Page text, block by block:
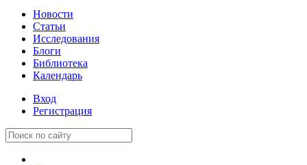
Новости
Статьи
Исследования
Блоги
Библиотека
Календарь
Вход
Регистрация